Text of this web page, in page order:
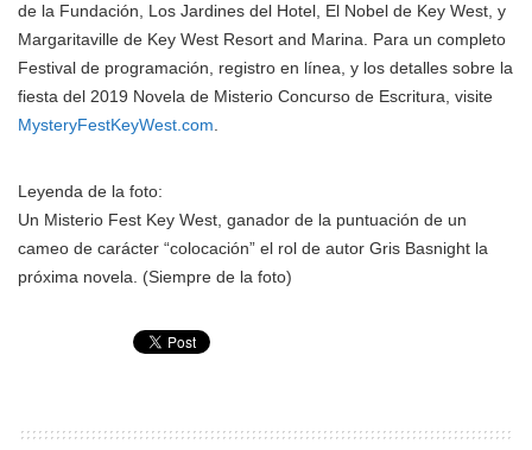
de la Fundación, Los Jardines del Hotel, El Nobel de Key West, y
Margaritaville de Key West Resort and Marina. Para un completo
Festival de programación, registro en línea, y los detalles sobre la
fiesta del 2019 Novela de Misterio Concurso de Escritura, visite
MysteryFestKeyWest.com
Leyenda de la foto:
Un Misterio Fest Key West, ganador de la puntuación de un
cameo de carácter “colocación” el rol de autor Gris Basnight la
próxima novela. (Siempre de la foto)